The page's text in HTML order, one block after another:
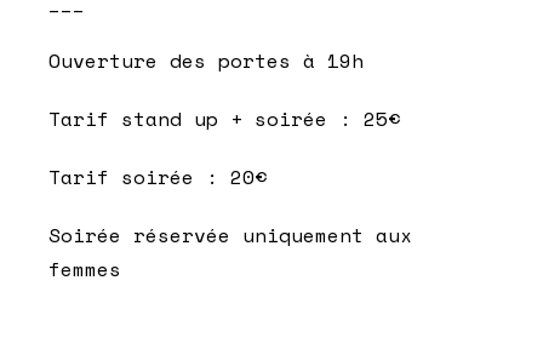
Ouverture des portes à 19h
Tarif stand up + soirée : 25€
Tarif soirée : 20€
Soirée réservée uniquement aux
femmes